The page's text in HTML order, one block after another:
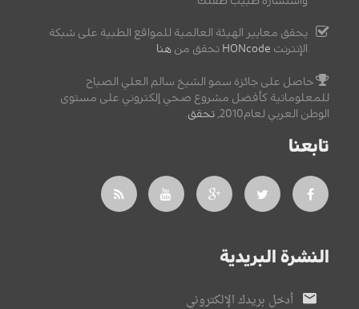
يحقق معايير الهيئة العالمية للمواقع الطبية على شبكة
الإنترنت HONcode تحقق من هنا
حاصل على جائزة سمو الشيخ سالم العلي الصباح
للمعلوماتية كأفضل مشروع صحي إلكتروني على مستوى
الوطن العربي لعام2010,
تحقق.
تابعنا
النشرة البريدية
أدخل بريدك الإلكتروني